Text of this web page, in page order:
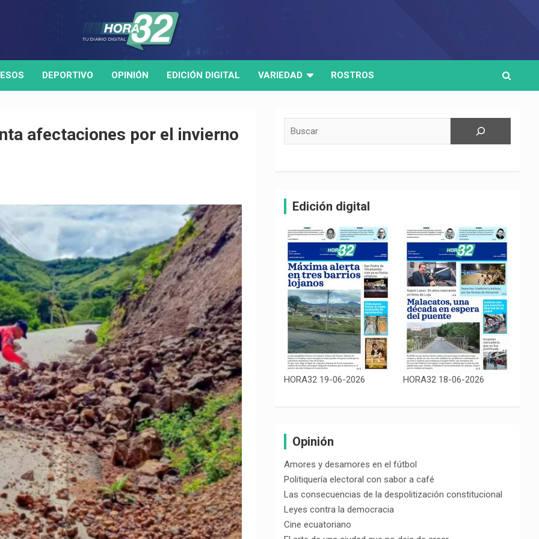
DEPORTIVO OPINIÓN EDICIÓN DIGITAL VARIEDAD ROSTROS
afectaciones por el invierno
Edición digital
HORA32 19-06-2026 HORA32 18-06-2026
Opinión
Amores y desamores en el fútbol
Politiquería electoral con sabor a café
Las consecuencias de la despolitización constitucional
Leyes contra la democracia
Cine ecuatoriano